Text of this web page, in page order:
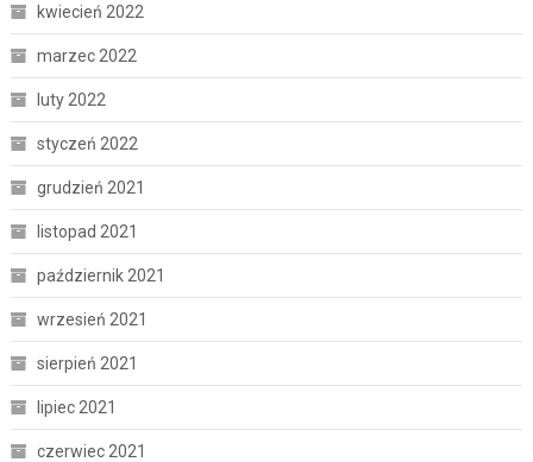
kwiecień 2022
marzec 2022
luty 2022
styczeń 2022
grudzień 2021
listopad 2021
październik 2021
wrzesień 2021
sierpień 2021
lipiec 2021
czerwiec 2021